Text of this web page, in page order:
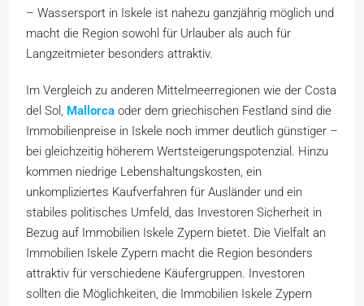
– Wassersport in Iskele ist nahezu ganzjährig möglich und
macht die Region sowohl für Urlauber als auch für
Langzeitmieter besonders attraktiv.
Im Vergleich zu anderen Mittelmeerregionen wie der Costa
del Sol, Mallorca oder dem griechischen Festland sind die
Immobilienpreise in Iskele noch immer deutlich günstiger –
bei gleichzeitig höherem Wertsteigerungspotenzial. Hinzu
kommen niedrige Lebenshaltungskosten, ein
unkompliziertes Kaufverfahren für Ausländer und ein
stabiles politisches Umfeld, das Investoren Sicherheit in
Bezug auf Immobilien Iskele Zypern bietet. Die Vielfalt an
Immobilien Iskele Zypern macht die Region besonders
attraktiv für verschiedene Käufergruppen. Investoren
sollten die Möglichkeiten, die Immobilien Iskele Zypern